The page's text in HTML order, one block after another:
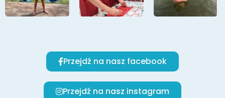
Przejdź na nasz facebook
Przejdź na nasz instagram